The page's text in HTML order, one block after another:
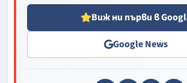
Виж ни първи в
Google News